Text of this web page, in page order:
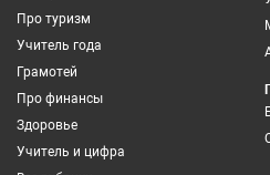
Про туризм
Учитель года
Грамотей
Про финансы
Здоровье
Учитель и цифра